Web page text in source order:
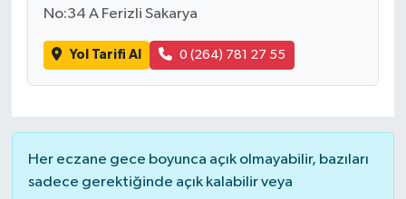
No:34 A Ferizli Sakarya
Yol Tarifi Al 0 (264) 781 27 55
Her eczane gece boyunca açık olmayabilir, bazıları
sadece gerektiğinde açık kalabilir veya